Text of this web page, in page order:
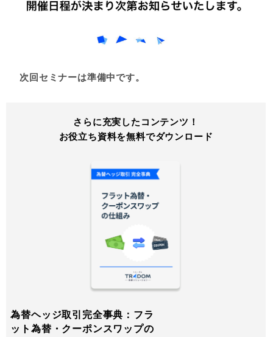
次回セミナーは準備中です。
さらに充実したコンテンツ！
お役立ち資料を無料でダウンロード
為替ヘッジ取引完全事典：フラ
ット為替・クーポンスワップの